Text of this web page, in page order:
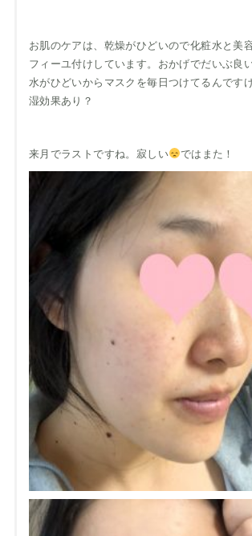
お肌のケアは、乾燥がひどいので化粧水と美
フィーユ付けしています。おかげでだいぶ良
水がひどいからマスクを毎日つけてるんです
湿効果あり？
来月でラストですね。寂しい ではまた！